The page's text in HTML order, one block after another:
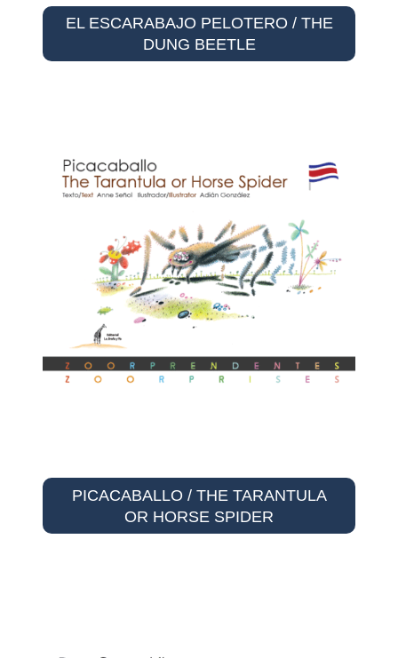
EL ESCARABAJO PELOTERO / THE
DUNG BEETLE
PICACABALLO / THE TARANTULA
OR HORSE SPIDER